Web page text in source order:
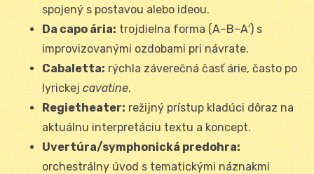
spojený s postavou alebo ideou.
Da capo ária: trojdielna forma (A–B–A′) s
improvizovanými ozdobami pri návrate.
Cabaletta: rýchla záverečná časť árie, často po
lyrickej cavatine.
Regietheater: režijný prístup kladúci dôraz na
aktuálnu interpretáciu textu a koncept.
Uvertúra/symphonická predohra:
orchestrálny úvod s tematickými náznakmi